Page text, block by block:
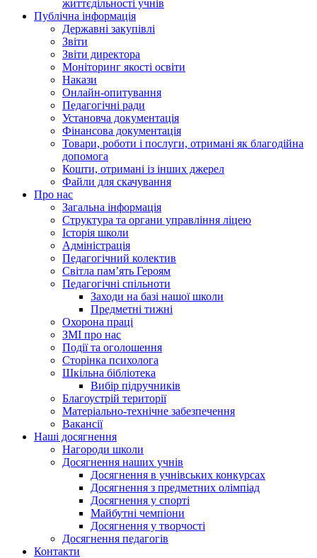
життєдільності учнів
Публічна інформація
Державні закупівлі
Звіти
Звіти директора
Моніторинг якості освіти
Накази
Онлайн-опитування
Педагогічні ради
Установча документація
Фінансова документація
Товари, роботи і послуги, отримані як благодійна
допомога
Кошти, отримані із інших джерел
Файли для скачування
Про нас
Загальна інформація
Структура та органи управління ліцею
Історія школи
Адміністрація
Педагогічний колектив
Світла пам’ять Героям
Педагогічні спільноти
Заходи на базі нашої школи
Предметні тижні
Охорона праці
ЗМІ про нас
Події та оголошення
Сторінка психолога
Шкільна бібліотека
Вибір підручників
Благоустрій території
Матеріально-технічне забезпечення
Вакансії
Наші досягнення
Нагороди школи
Досягнення наших учнів
Досягнення в учнівських конкурсах
Досягнення з предметних олімпіад
Досягнення у спорті
Майбутні чемпіони
Досягнення у творчості
Досягнення педагогів
Контакти